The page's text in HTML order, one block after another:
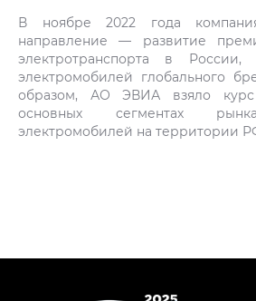
В ноябре 2022 года
направление — развитие
электротранспорта в России,
электромобилей глобального
образом, АО ЭВИА взяло
основных сегментах
электромобилей на территории